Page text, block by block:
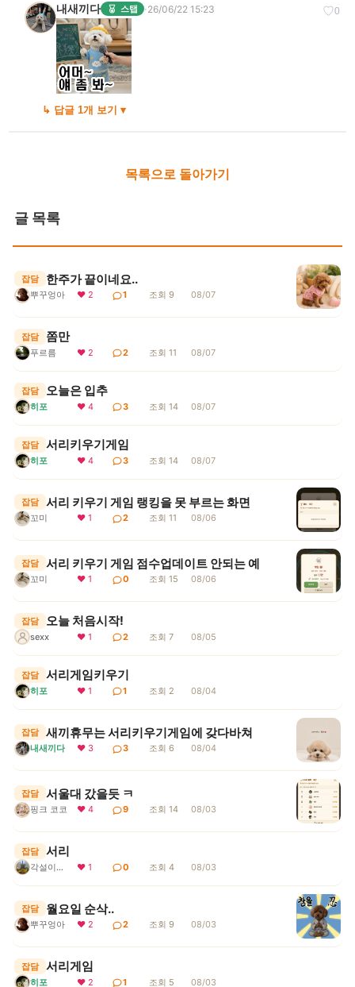
♡0
내새끼다 스탭 ·26/06/22 15:23
↳ 답글 1개 보기 ▾
목록으로 돌아가기
글 목록
잡담 한주가 끝이네요..
뿌꾸엉아 ❤ 2 1 조회 9 08/07
잡담 쫌만
푸르름 ❤ 2 2 조회 11 08/07
잡담 오늘은 입추
히포 ❤ 4 3 조회 14 08/07
잡담 서리키우기게임
히포 ❤ 4 3 조회 14 08/07
잡담 서리 키우기 게임 랭킹을 못 부르는 화면
꼬미 ❤ 1 2 조회 11 08/06
잡담 서리 키우기 게임 점수업데이트 안되는 예
꼬미 ❤ 1 0 조회 15 08/06
잡담 오늘 처음시작!
sexx ❤ 1 2 조회 7 08/05
잡담 서리게임키우기
히포 ❤ 1 1 조회 2 08/04
잡담 새끼휴무는 서리키우기게임에 갖다바쳐
내새끼다 ❤ 3 3 조회 6 08/04
잡담 서울대 갔을듯 ㅋ
핑크 코코 ❤ 4 9 조회 14 08/03
잡담 서리
각설이지요 ❤ 1 0 조회 4 08/03
잡담 월요일 순삭..
뿌꾸엉아 ❤ 2 2 조회 9 08/03
잡담 서리게임
히포 ❤ 2 1 조회 5 08/03